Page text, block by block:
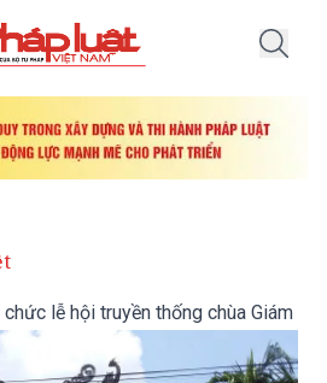
lễ hội truyền thống chùa Giám